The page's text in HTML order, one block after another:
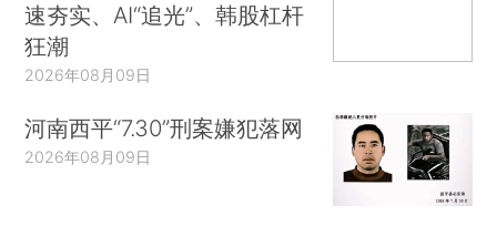
速夯实、AI“追光”、韩股杠杆
狂潮
2026年08月09日
河南西平“7.30”刑案嫌犯落网
2026年08月09日